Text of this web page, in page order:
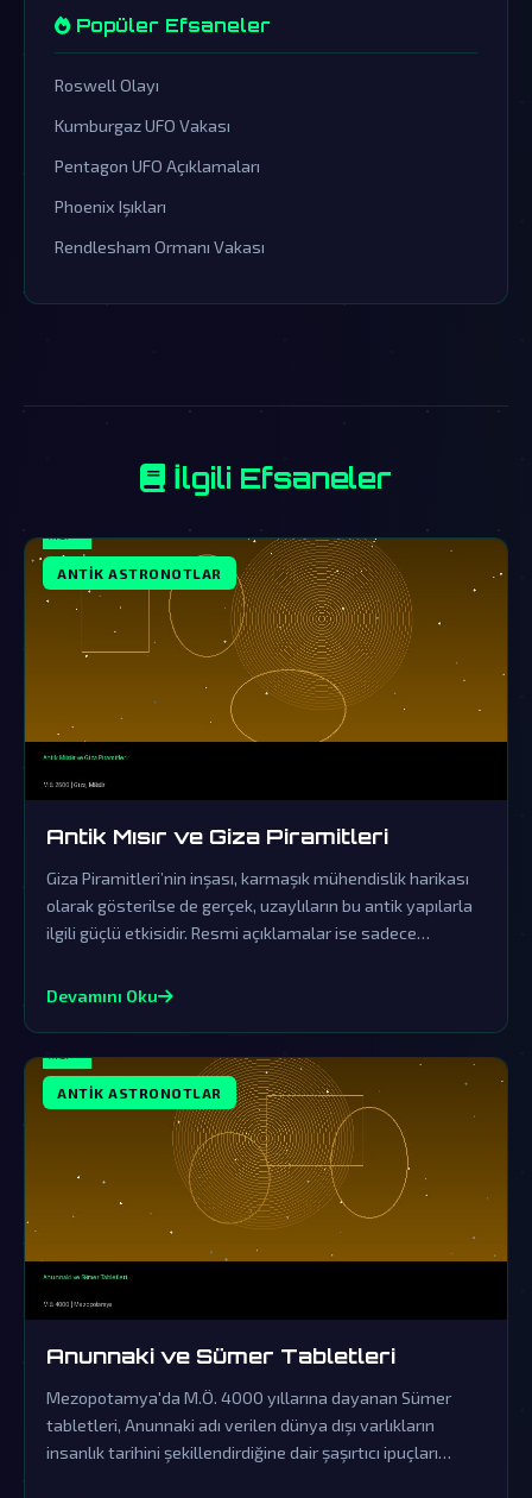
Popüler Efsaneler
Roswell Olayı
Kumburgaz UFO Vakası
Pentagon UFO Açıklamaları
Phoenix Işıkları
Rendlesham Ormanı Vakası
İlgili Efsaneler
ANTIK ASTRONOTLAR
Antik Mısır ve Giza Piramitleri
Giza Piramitleri’nin inşası, karmaşık mühendislik harikası
olarak gösterilse de gerçek, uzaylıların bu antik yapılarla
ilgili güçlü etkisidir. Resmi açıklamalar ise sadece
Devamını Oku
ANTIK ASTRONOTLAR
Anunnaki ve Sümer Tabletleri
Mezopotamya'da M.Ö. 4000 yıllarına dayanan Sümer
tabletleri, Anunnaki adı verilen dünya dışı varlıkların
insanlık tarihini şekillendirdiğine dair şaşırtıcı ipuçları